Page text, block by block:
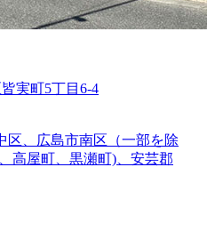
実町5丁目6-4
区、広島市南区（一部を除
高屋町、黒瀬町)、安芸郡